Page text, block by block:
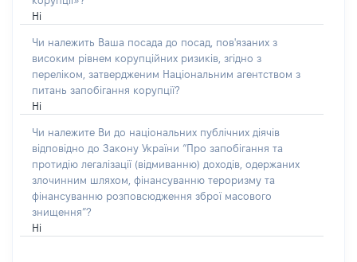
Ні
Чи належить Ваша посада до посад, пов'язаних з
високим рівнем корупційних ризиків, згідно з
переліком, затвердженим Національним агентством з
питань запобігання корупції?
Ні
Чи належите Ви до національних публічних діячів
відповідно до Закону України “Про запобігання та
протидію легалізації (відмиванню) доходів, одержаних
злочинним шляхом, фінансуванню тероризму та
фінансуванню розповсюдження зброї масового
знищення”?
Ні